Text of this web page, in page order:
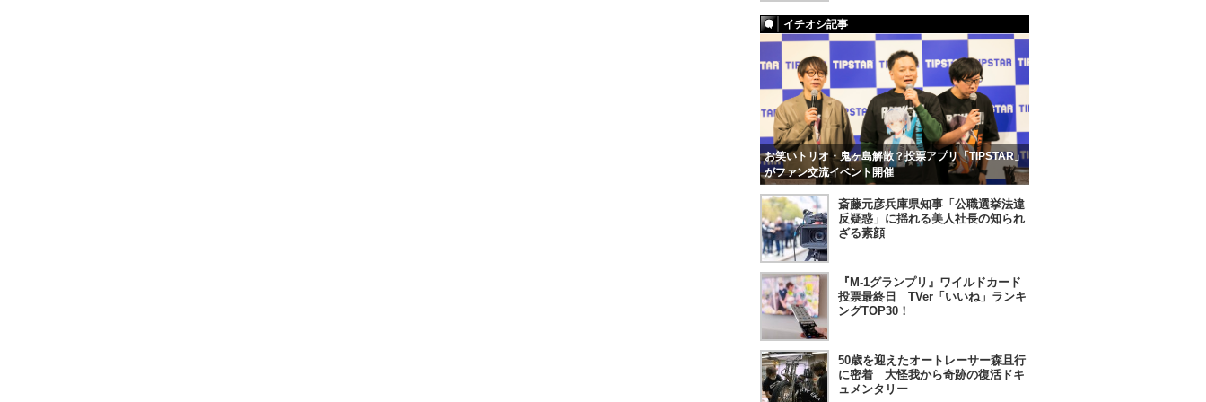
イチオシ記事
お笑いトリオ・鬼ヶ島解散？投票アプリ「TIPSTAR」
がファン交流イベント開催
斎藤元彦兵庫県知事「公職選挙法違
反疑惑」に揺れる美人社長の知られ
ざる素顔
『M-1グランプリ』ワイルドカード
投票最終日 TVer「いいね」ランキ
ングTOP30！
50歳を迎えたオートレーサー森且行
に密着 大怪我から奇跡の復活ドキ
ュメンタリー